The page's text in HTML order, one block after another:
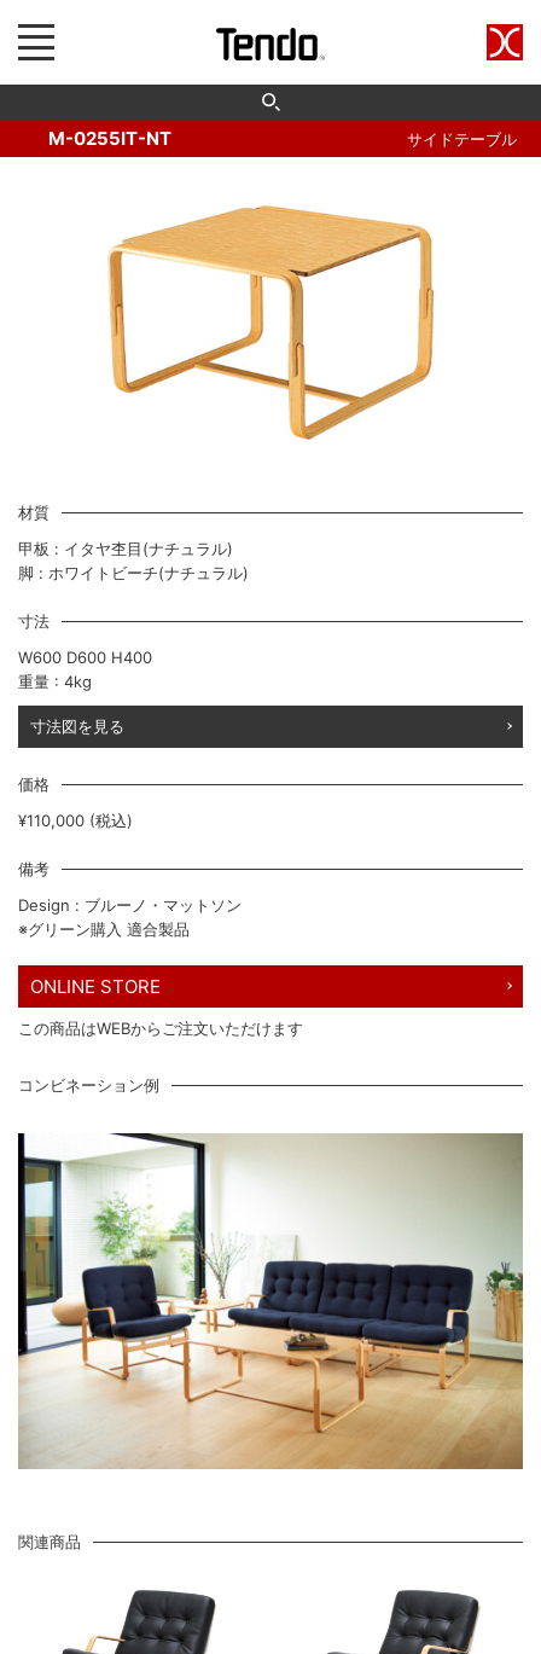
M-0255IT-NT サイドテーブル
材質
甲板 : イタヤ杢目(ナチュラル)
脚 : ホワイトビーチ(ナチュラル)
寸法
W600 D600 H400
重量 : 4kg
寸法図を見る
価格
¥110,000 (税込)
備考
Design : ブルーノ・マットソン
※グリーン購入 適合製品
ONLINE STORE
この商品はWEBからご注文いただけます
コンビネーション例
関連商品